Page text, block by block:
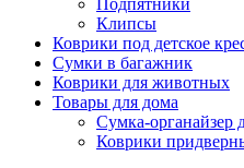
Подпятники
Клипсы
Коврики под детское
Сумки в багажник
Коврики для животных
Товары для дома
Сумка-органайзер
Коврики